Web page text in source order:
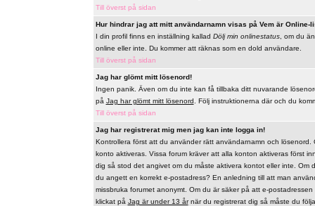
Till överst på sidan
Hur hindrar jag att mitt användarnamn visas på Vem är Online-
I din profil finns en inställning kallad Dölj min onlinestatus, om du
online eller inte. Du kommer att räknas som en dold användare.
Till överst på sidan
Jag har glömt mitt lösenord!
Ingen panik. Även om du inte kan få tillbaka ditt nuvarande
på Jag har glömt mitt lösenord . Följ instruktionerna där och du
Till överst på sidan
Jag har registrerat mig men jag kan inte logga in!
Kontrollera först att du använder rätt användarnamn och
konto aktiveras. Vissa forum kräver att alla konton aktiveras först
dig så stod det angivet om du måste aktivera kontot eller inte.
du angett en korrekt e-postadress? En anledning till att man
missbruka forumet anonymt. Om du är säker på att e-
klickat på Jag är under 13 årnär du registrerat dig så måste du